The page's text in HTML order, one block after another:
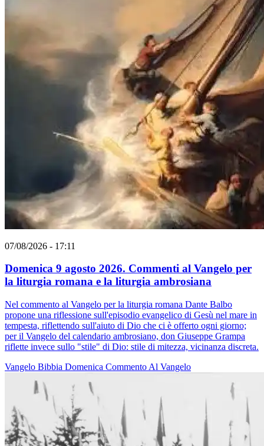
07/08/2026 - 17:11
Domenica 9 agosto 2026. Commenti al Vangelo per
la liturgia romana e la liturgia ambrosiana
Nel commento al Vangelo per la liturgia romana Dante Balbo
propone una riflessione sull'episodio evangelico di Gesù nel mare in
tempesta, riflettendo sull'aiuto di Dio che ci è offerto ogni giorno;
per il Vangelo del calendario ambrosiano, don Giuseppe Grampa
riflette invece sullo "stile" di Dio: stile di mitezza, vicinanza discreta.
Vangelo Bibbia Domenica Commento Al Vangelo